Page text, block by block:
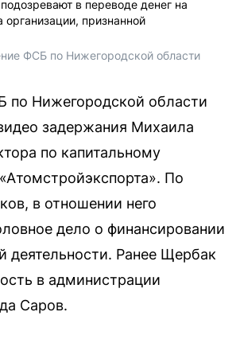
в переводе денег на
организации, признанной
ФСБ по Нижегородской области
по Нижегородской области
задержания Михаила
по капитальному
По
в отношении него
дело о финансировании
деятельности. Ранее Щербак
в администрации
Саров.